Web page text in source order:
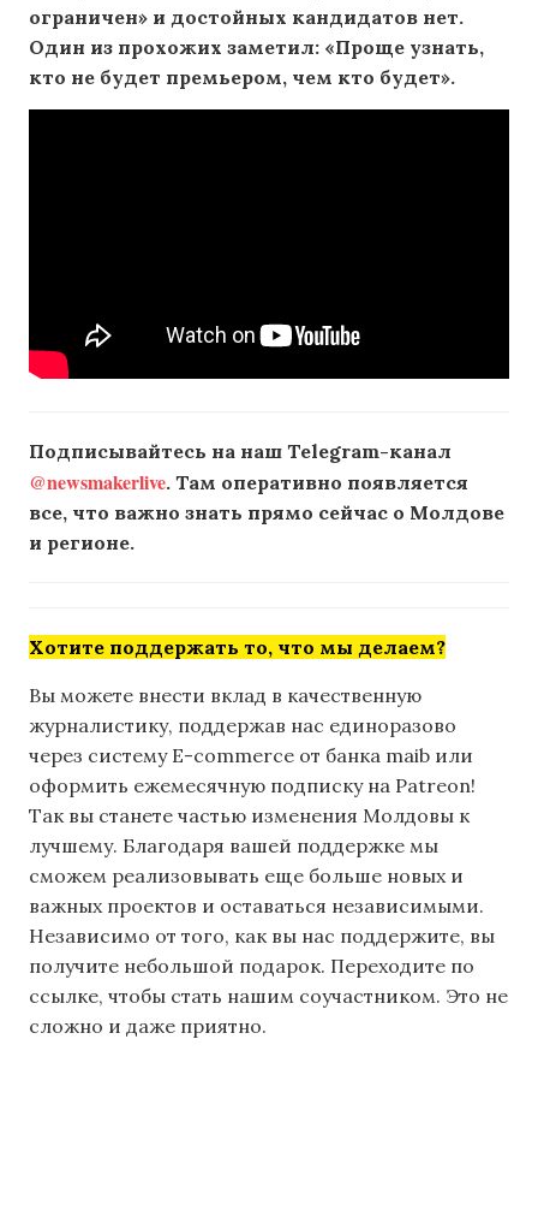
ограничен» и достойных кандидатов нет.
Один из прохожих заметил: «Проще узнать,
кто не будет премьером, чем кто будет».
Подписывайтесь на наш Telegram-канал
@newsmakerlive. Там оперативно появляется
все, что важно знать прямо сейчас о Молдове
и регионе.
Хотите поддержать то, что мы делаем?
Вы можете внести вклад в качественную
журналистику, поддержав нас единоразово
через систему E-commerce от банка maib или
оформить ежемесячную подписку на Patreon!
Так вы станете частью изменения Молдовы к
лучшему. Благодаря вашей поддержке мы
сможем реализовывать еще больше новых и
важных проектов и оставаться независимыми.
Независимо от того, как вы нас поддержите, вы
получите небольшой подарок. Переходите по
ссылке, чтобы стать нашим соучастником. Это не
сложно и даже приятно.